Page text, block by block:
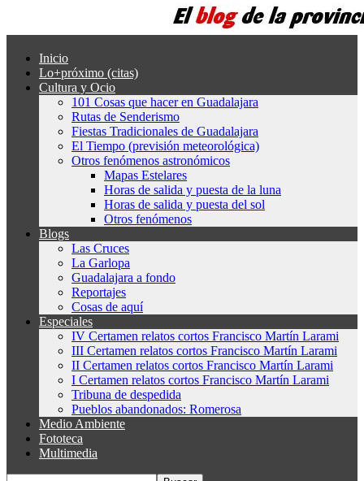
Inicio
Lo+próximo (citas)
Cultura y Ocio
101 Cosas que hacer en Guadalajara
Rutas de Senderismo
Fiestas Tradicionales de Guadalajara
El Tiempo (previsión meteorológica)
Otros fenómenos astronómicos
Mapas Estelares
Horas de salida y puesta de la luna
Horas de salida y puesta del sol
Otros fenómenos
Blogs
Las Cruces
La Garlopa
Guadalajara a fondo
Reportajes
Cosas de aquí
Especiales
IV Certamen relatos cortos Francisco Martín Larami
III Certamen relatos cortos Francisco Martín Larami
II Certamen relatos cortos Francisco Martín Larami
I Certamen relatos cortos Francisco Martín Larami
Tribuna de despedida
Pueblos abandonados: Romerosa
Medio Ambiente
Fototeca
Multimedia